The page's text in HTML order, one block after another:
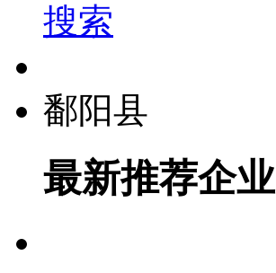
搜索
鄱阳县
最新推荐企业